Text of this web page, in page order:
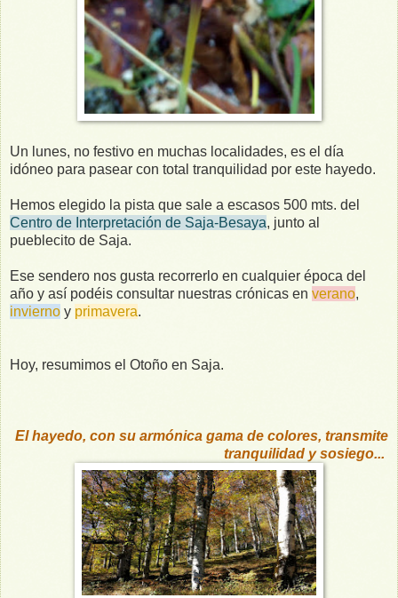
Un lunes, no festivo en muchas localidades, es el día
idóneo para pasear con total tranquilidad por este hayedo.
Hemos elegido la pista que sale a escasos 500 mts. del
Centro de Interpretación de Saja-Besaya, junto al
pueblecito de Saja.
Ese sendero nos gusta recorrerlo en cualquier época del
año y así podéis consultar nuestras crónicas en verano,
invierno y primavera.
Hoy, resumimos el Otoño en Saja.
El hayedo, con su armónica gama de colores, transmite
tranquilidad y sosiego...